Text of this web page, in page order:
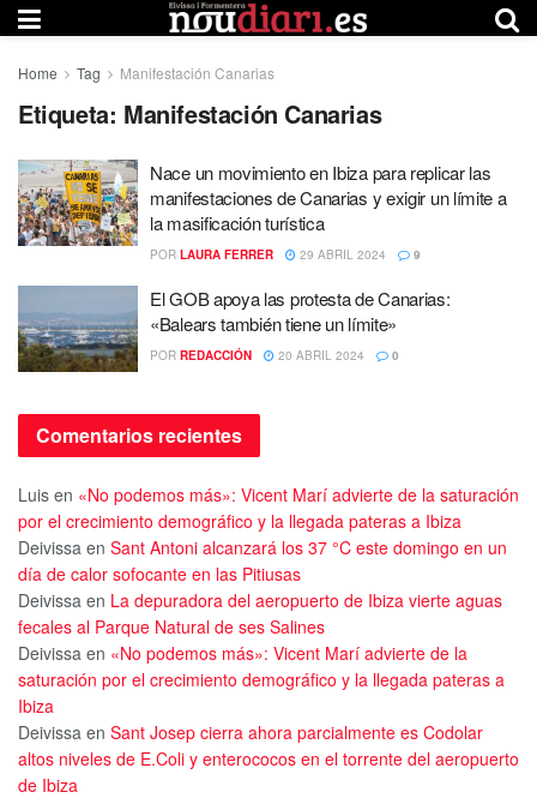
Home Tag Manifestación Canarias
Etiqueta: Manifestación Canarias
Nace un movimiento en Ibiza para replicar las
manifestaciones de Canarias y exigir un límite a
la masificación turística
POR LAURA FERRER 29 ABRIL 2024 9
El GOB apoya las protesta de Canarias:
«Balears también tiene un límite»
POR REDACCIÓN 20 ABRIL 2024 0
Comentarios recientes
Luis en «No podemos más»: Vicent Marí advierte de la saturación
por el crecimiento demográfico y la llegada pateras a Ibiza
Deivissa en Sant Antoni alcanzará los 37 °C este domingo en un
día de calor sofocante en las Pitiusas
Deivissa en La depuradora del aeropuerto de Ibiza vierte aguas
fecales al Parque Natural de ses Salines
Deivissa en «No podemos más»: Vicent Marí advierte de la
saturación por el crecimiento demográfico y la llegada pateras a
Ibiza
Deivissa en Sant Josep cierra ahora parcialmente es Codolar
altos niveles de E.Coli y enterococos en el torrente del aeropuerto
de Ibiza